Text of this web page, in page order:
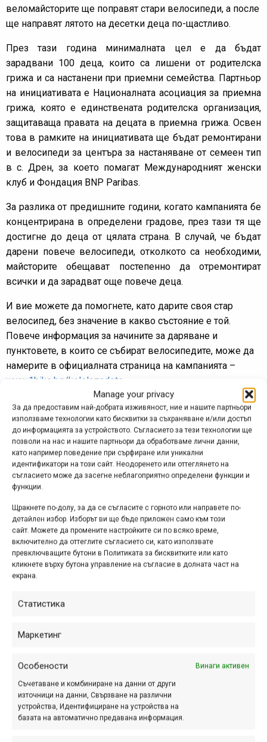
Manage your privacy
За да предоставим най-добрата изживяност, ние и нашите партньори
използваме технологии като бисквитки за съхраняване и/или достъп
до информацията за устройството. Съгласието за тези технологии ще
позволи на нас и нашите партньори да обработваме лични данни,
като например поведение при сърфиране или уникални
идентификатори на този сайт. Неодоренето или оттеглянето на
съгласието може да засегне неблагоприятно определени функции и
функции.
Щракнете по-долу, за да се съгласите с горното или направете по-
детайлен избор. Изборът ви ще бъде приложен само към този
сайт. Можете да промените настройките си по всяко време,
включително да оттеглите съгласието си, като използвате
превключващите бутони в Политиката за бисквитките или като
кликнете върху бутона управление на съгласие в долната част на
екрана.
Статистика
Маркетинг
Особености Винаги активен
Съчетаване и комбиниране на данни от други
източници на данни, Свързване на различни
устройства, Идентифициране на устройства на
базата на автоматично предавана информация.
веломайсторите ще поправят стари велосипеди, а после
ще направят лятото на десетки деца по-щастливо.
През тази година минималната цел е да бъдат
зарадвани 100 деца, които са лишени от родителска
грижа и са настанени при приемни семейства. Партньор
на инициативата е Националната асоциация за приемна
грижа, която е единствената родителска организация,
защитаваща правата на децата в приемна грижа. Освен
това в рамките на инициативата ще бъдат ремонтирани
и велосипеди за центъра за настаняване от семеен тип
в с. Дрен, за което помагат Международният женски
клуб и Фондация BNP Paribas.
За разлика от предишните години, когато кампанията бе
концентрирана в определени градове, през тази тя ще
достигне до деца от цялата страна. В случай, че бъдат
дарени повече велосипеди, отколкото са необходими,
майсторите обещават постепенно да отремонтират
всички и да зарадват още повече деца.
И вие можете да помогнете, като дарите своя стар
велосипед, без значение в какво състояние е той.
Повече информация за начините за даряване и
пунктовете, в които се събират велосипедите, може да
намерите в официалната страница на кампанията –
www.1bike.bg/kolelozadete
Реклама
Какво се случва, след като дарите колелото си
Всички дарени велосипеди ще бъдат транспортирани от
DHL и събрани в Дряново, където заедно с доброволци
от МОГА Дряново ще бъдат ремонтирани. След това
колелетата ще бъдат изпратени до съответното дете,
настанено в приемно семейство, навсякъде в страната.
Освен с даряване на велосипед, може да се включите и
с майсторлък. Всеки, който иска, е добре дошъл да
на кампанията ще бъдат организирани три
май и 27/28 май.
info@1bike.bgили да ни се обаждате на 0877 566 446.
Кой помага в кампанията
През тази година „Колело за смет, за дете велосипед“ се